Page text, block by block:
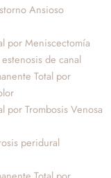
Ansioso
por Meniscectomía
de canal
Total por
por Trombosis Venosa
peridural